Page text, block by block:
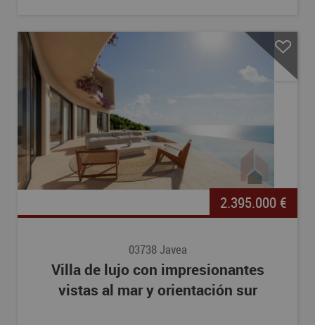
2.395.000 €
03738 Javea
Villa de lujo con impresionantes
vistas al mar y orientación sur